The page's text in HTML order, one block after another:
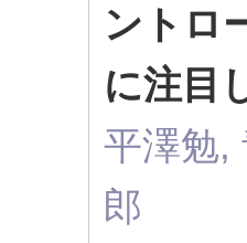
ントロ
に注目
平澤勉,
郎